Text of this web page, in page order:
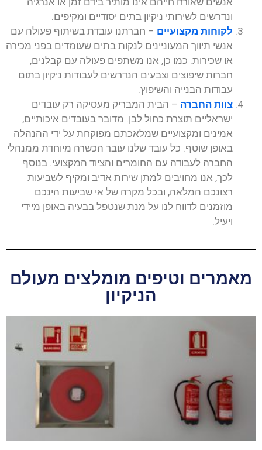
ונדרשים לשירותי ניקיון בתים יסודיים ומקיפים.
לקוחות מקצועיים – חברתנו עובדת בשיתוף פעולה עם
אנשי תיווך המעוניינים לנקות בתים שעומדים בפני מכירה
או שכירות. כמו כן, אנו משתפים פעולה עם קבלנים,
חברות שיפוצים וצבעים הנדרשים לעבודות ניקיון בתום
עבודות הבנייה והשיפוץ.
צוות החברה – הבית המבריק מעסיקה רק עובדים
ישראליים תוצרת כחול לבן. מדובר בעובדים איכותיים,
אמינים ומקצועיים שמלאכתם מפוקחת על ידי ההנהלה
באופן שוטף. כל עובד שלנו עובר הכשרה מיוחדת ממנהלי
החברה לעבודה עם החומרים והציוד המקצועי. בנוסף
לכך, אנו מחויבים למתן שירות אדיב ומקיף לשביעות
רצונכם המלאה, ובכל מקרה של אי שביעות הינכם
מוזמנים לדווח לנו על מנת שנטפל בבעיה באופן מיידי
ויעיל.
מאמרים וטיפים מומלצים מעולם
הניקיון